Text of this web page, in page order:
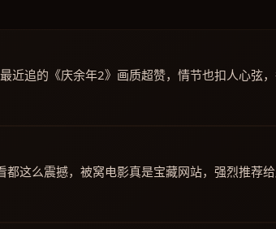
近追的《庆余年2》画质超赞，情节也扣人心弦
这么震撼，被窝电影真是宝藏网站，强烈推荐